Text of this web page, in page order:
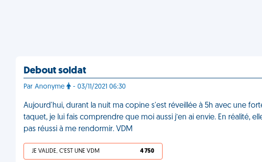
Debout soldat
Par Anonyme - 03/11/2021 06:30
Aujourd'hui, durant la nuit ma copine s'est réveillée à 5h avec une
taquet, je lui fais comprendre que moi aussi j’en ai envie. En réalité,
pas réussi à me rendormir. VDM
JE VALIDE, C'EST UNE VDM 4 750